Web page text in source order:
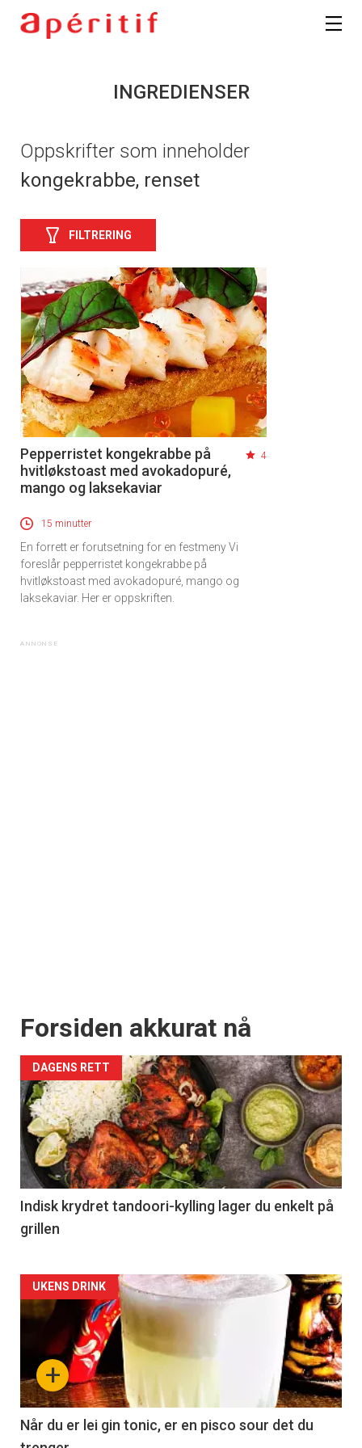
INGREDIENSER
Oppskrifter som inneholder
kongekrabbe, renset
FILTRERING
Pepperristet kongekrabbe på
hvitløkstoast med avokadopuré,
mango og laksekaviar
4
15 minutter
En forrett er forutsetning for en festmeny Vi
foreslår pepperristet kongekrabbe på
hvitløkstoast med avokadopuré, mango og
laksekaviar. Her er oppskriften.
Forsiden akkurat nå
DAGENS RETT
Indisk krydret tandoori-kylling lager du enkelt på
grillen
Forsiden
akkurat
nå
-
2
+
UKENS DRINK
Når du er lei gin tonic, er en pisco sour det du